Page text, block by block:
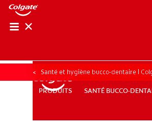
PRODUITS SANTÉ BUCCO-DENTAIRE
PRODUITS SANTÉ BUCCO-
Santé et hygiène bucco-dentaire |